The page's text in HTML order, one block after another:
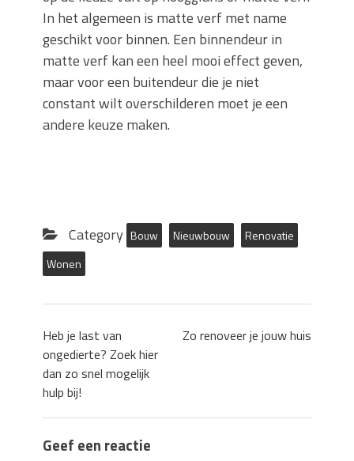
In het algemeen is matte verf met name
geschikt voor binnen. Een binnendeur in
matte verf kan een heel mooi effect geven,
maar voor een buitendeur die je niet
constant wilt overschilderen moet je een
andere keuze maken.
Category Bouw Nieuwbouw
Renovatie
Wonen
Heb je last van
ongedierte? Zoek hier
dan zo snel mogelijk
hulp bij!
Zo renoveer je jouw huis
Geef een reactie